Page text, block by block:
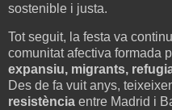
sostenible i justa.
Tot seguit, la festa va
comunitat afectiva formada
expansiu, migrants,
Des de fa vuit anys,
resistència entre Madrid i